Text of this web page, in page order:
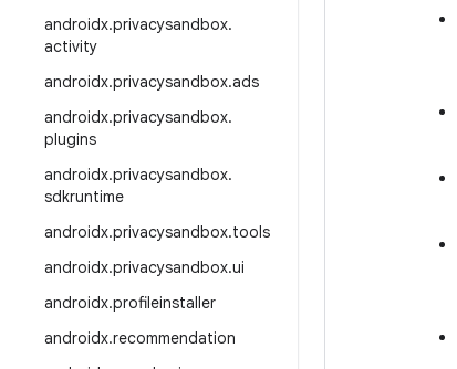
androidx.privacysandbox.
activity
androidx.privacysandbox.ads
androidx.privacysandbox.
plugins
androidx.privacysandbox.
sdkruntime
androidx.privacysandbox.tools
androidx.privacysandbox.ui
androidx.profileinstaller
androidx.recommendation